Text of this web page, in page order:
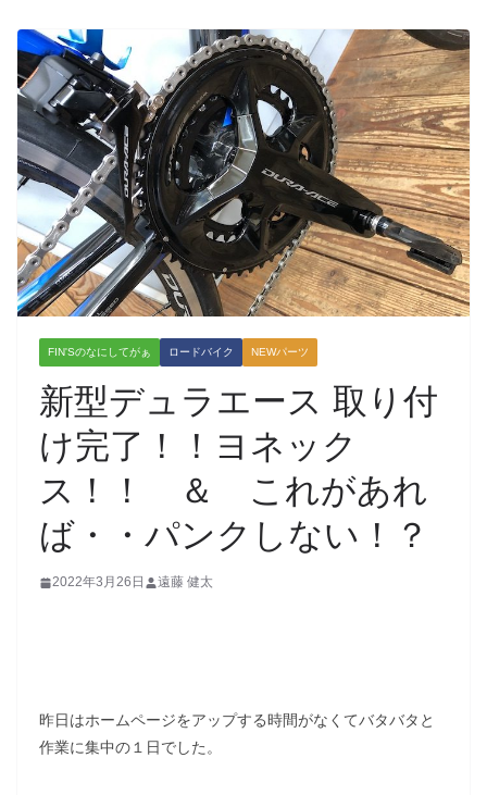
FIN'Sのなにしてがぁ ロードバイク NEWパーツ
新型デュラエース 取り付
け完了！！ヨネック
ス！！ ＆ これがあれ
ば・・パンクしない！？
2022年3月26日 遠藤 健太
昨日はホームページをアップする時間がなくてバタバタと
作業に集中の１日でした。